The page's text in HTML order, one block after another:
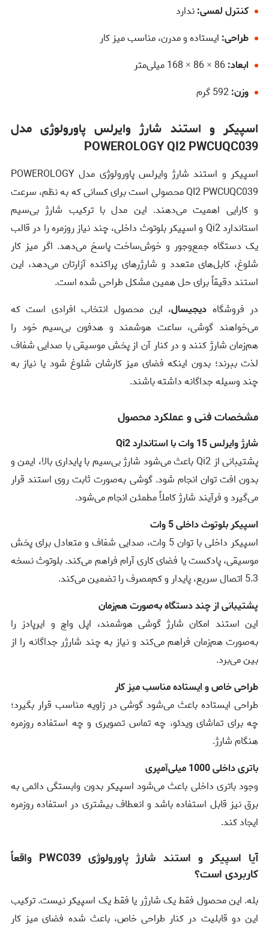
کنترل لمسی:ندارد
طراحی: ایستاده و مدرن، مناسب میز کار
ابعاد:
وزن:
اسپیکر و استند شارژ وایرلس پاورولوژی مدل
POWEROLOGY QI2 PWCUQC039
اسپیکر و استند شارژ وایرلس پاورولوژی مدل POWEROLOGY
QI2 PWCUQC039 محصولی است برای کسانی که به نظم، سرعت
و کارایی اهمیت می‌دهند. این مدل با ترکیب شارژ بی‌سیم
استاندارد Qi2 و اسپیکر بلوتوث داخلی، چند نیاز روزمره را در قالب
یک دستگاه جمع‌وجور و خوش‌ساخت پاسخ می‌دهد. اگر میز کار
شلوغ، کابل‌های متعدد و شارژرهای پراکنده آزارتان می‌دهد، این
استند دقیقاً برای حل همین مشکل طراحی شده است.
در فروشگاه دیجیسال، این محصول انتخاب افرادی است که
می‌خواهند گوشی، ساعت هوشمند و هدفون بی‌سیم خود را
هم‌زمان شارژ کنند و در کنار آن از پخش موسیقی با صدایی شفاف
لذت ببرند؛ بدون اینکه فضای میز کارشان شلوغ شود یا نیاز به
چند وسیله جداگانه داشته باشند.
مشخصات فنی و عملکرد محصول
شارژ وایرلس 15 وات با استاندارد Qi2
پشتیبانی از Qi2 باعث می‌شود شارژ بی‌سیم با پایداری بالا، ایمن و
بدون افت توان انجام شود. گوشی به‌صورت ثابت روی استند قرار
می‌گیرد و فرآیند شارژ کاملاً مطمئن انجام می‌شود.
اسپیکر بلوتوث داخلی 5 وات
اسپیکر داخلی با توان 5 وات، صدایی شفاف و متعادل برای پخش
موسیقی، پادکست یا فضای کاری آرام فراهم می‌کند. بلوتوث نسخه
5.3 اتصال سریع، پایدار و کم‌مصرف را تضمین می‌کند.
پشتیبانی از چند دستگاه به‌صورت هم‌زمان
این استند امکان شارژ گوشی هوشمند، اپل واچ و ایرپادز را
به‌صورت هم‌زمان فراهم می‌کند و نیاز به چند شارژر جداگانه را از
بین می‌برد.
طراحی خاص و ایستاده مناسب میز کار
طراحی ایستاده باعث می‌شود گوشی در زاویه مناسب قرار بگیرد؛
چه برای تماشای ویدئو، چه تماس تصویری و چه استفاده روزمره
هنگام شارژ.
باتری داخلی 1000 میلی‌آمپری
وجود باتری داخلی باعث می‌شود اسپیکر بدون وابستگی دائمی به
برق نیز قابل استفاده باشد و انعطاف بیشتری در استفاده روزمره
ایجاد کند.
آیا اسپیکر و استند شارژ پاورولوژی PWC039 واقعاً
کاربردی است؟
بله. این محصول فقط یک شارژر یا فقط یک اسپیکر نیست. ترکیب
این دو قابلیت در کنار طراحی خاص، باعث شده فضای میز کار